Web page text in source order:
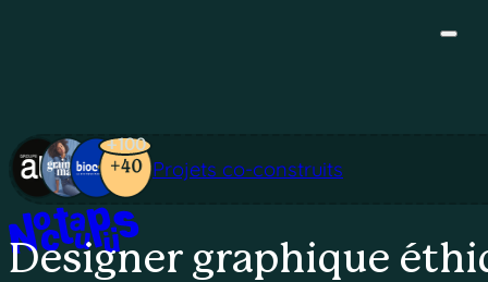
+100
Projets co-construits
Designer graphique